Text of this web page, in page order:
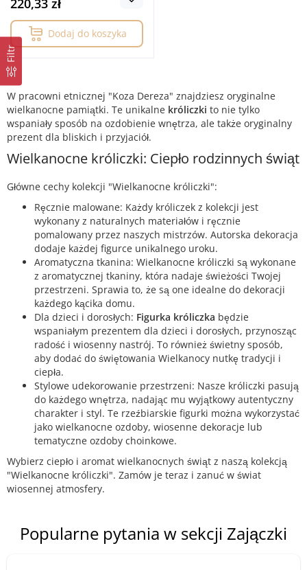
Filtr
Dodaj do koszyka
W pracowni etnicznej "Koza Dereza" znajdziesz oryginalne
wielkanocne pamiątki. Te unikalne króliczki to nie tylko
wspaniały sposób na ozdobienie wnętrza, ale także oryginalny
prezent dla bliskich i przyjaciół.
Wielkanocne króliczki: Ciepło rodzinnych świąt
Główne cechy kolekcji "Wielkanocne króliczki":
Ręcznie malowane: Każdy króliczek z kolekcji jest
wykonany z naturalnych materiałów i ręcznie
pomalowany przez naszych mistrzów. Autorska dekoracja
dodaje każdej figurce unikalnego uroku.
Aromatyczna tkanina: Wielkanocne króliczki są wykonane
z aromatycznej tkaniny, która nadaje świeżości Twojej
przestrzeni. Sprawia to, że są one idealne do dekoracji
każdego kącika domu.
Dla dzieci i dorosłych: Figurka króliczka będzie
wspaniałym prezentem dla dzieci i dorosłych, przynosząc
radość i wiosenny nastrój. To również świetny sposób,
aby dodać do świętowania Wielkanocy nutkę tradycji i
ciepła.
Stylowe udekorowanie przestrzeni: Nasze króliczki pasują
do każdego wnętrza, nadając mu wyjątkowy autentyczny
charakter i styl. Te rzeźbiarskie figurki można wykorzystać
jako wielkanocne ozdoby, wiosenne dekoracje lub
tematyczne ozdoby choinkowe.
Wybierz ciepło i aromat wielkanocnych świąt z naszą kolekcją
"Wielkanocne króliczki". Zamów je teraz i zanuć w świat
wiosennej atmosfery.
Popularne pytania w sekcji Zajączki